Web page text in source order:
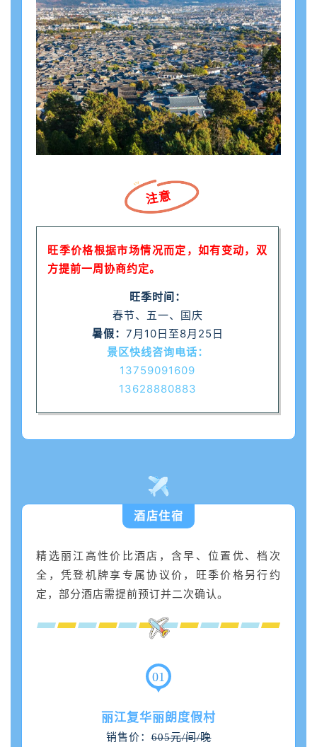
注意
旺季价格根据市场情况而定，如有变动，双
方提前一周协商约定。
旺季时间：
春节、五一、国庆
暑假： 7月10日至8月25日
景区快线咨询电话：
13759091609
13628880883
酒店住宿
精选丽江高性价比酒店，含早、位置优、档次
全，凭登机牌享专属协议价，旺季价格另行约
定，部分酒店需提前预订并二次确认。
01
丽江复华丽朗度假村
销售价：605元/间/晚